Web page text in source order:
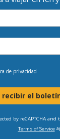
de privacidad
recibir el
by reCAPTCHA and
Terms of Service